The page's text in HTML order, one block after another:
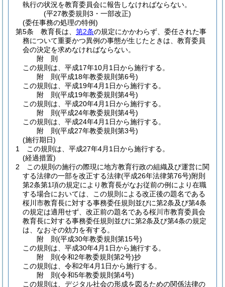
執行の状況を教育委員会に報告しなければならない。
(平27教委規則3・一部改正)
(委任事務の処理の特例)
第5条
教育長は、 第2条の規定にかかわらず、委任された事
務について重要かつ異例の事態が生じたときは、教育委員
会の決定を求めなければならない。
附 則
この規則は、平成17年10月1日から施行する。
附 則(平成18年教委規則第6号)
この規則は、平成19年4月1日から施行する。
附 則(平成19年教委規則第4号)
この規則は、平成20年4月1日から施行する。
附 則(平成24年教委規則第4号)
この規則は、平成24年4月1日から施行する。
附 則(平成27年教委規則第3号)
(施行期日)
1
この規則は、平成27年4月1日から施行する。
(経過措置)
2
この規則の施行の際現に地方教育行政の組織及び運営に関
する法律の一部を改正する法律(平成26年法律第76号)附則
第2条第1項の規定により教育長がなお従前の例により在職
する場合においては、この規則による改正後の題名である
桜川市教育長に対する事務委任規則並びに第2条及び第4条
の規定は適用せず、改正前の題名である桜川市教育委員会
教育長に対する事務委任規則並びに第2条及び第4条の規定
は、なおその効力を有する。
附 則(平成30年教委規則第15号)
この規則は、平成30年4月1日から施行する。
附 則(令和2年教委規則第2号)抄
この規則は、令和2年4月1日から施行する。
附 則(令和5年教委規則第4号)
この規則は、デジタル社会の形成を図るための関係法律の